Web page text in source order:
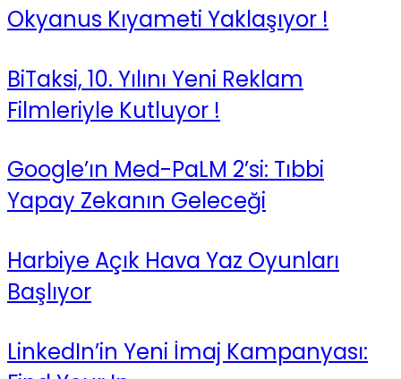
Okyanus Kıyameti Yaklaşıyor !
BiTaksi, 10. Yılını Yeni Reklam
Filmleriyle Kutluyor !
Google’ın Med-PaLM 2’si: Tıbbi
Yapay Zekanın Geleceği
Harbiye Açık Hava Yaz Oyunları
Başlıyor
LinkedIn’in Yeni İmaj Kampanyası: